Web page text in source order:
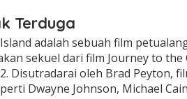
Terduga
adalah sebuah film
sekuel dari film Journey to
Disutradarai oleh Brad Peyton,
Dwayne Johnson, Michael